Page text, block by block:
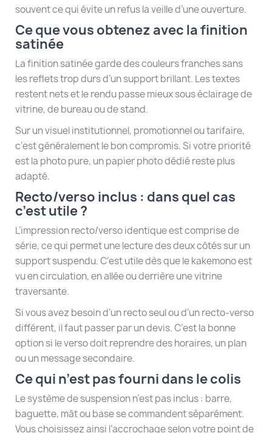
souvent ce qui évite un refus la veille d’une ouverture.
Ce que vous obtenez avec la finition
satinée
La finition satinée garde des couleurs franches sans
les reflets trop durs d’un support brillant. Les textes
restent nets et le rendu passe mieux sous éclairage de
vitrine, de bureau ou de stand.
Sur un visuel institutionnel, promotionnel ou tarifaire,
c’est généralement le bon compromis. Si votre priorité
est la photo pure, un papier photo dédié reste plus
adapté.
Recto/verso inclus : dans quel cas
c’est utile ?
L’impression recto/verso identique est comprise de
série, ce qui permet une lecture des deux côtés sur un
support suspendu. C’est utile dès que le kakemono est
vu en circulation, en allée ou derrière une vitrine
traversante.
Si vous avez besoin d’un recto seul ou d’un recto-verso
différent, il faut passer par un devis. C’est la bonne
option si le verso doit reprendre des horaires, un plan
ou un message secondaire.
Ce qui n’est pas fourni dans le colis
Le système de suspension n’est pas inclus : barre,
baguette, mât ou base se commandent séparément.
Vous choisissez ainsi l’accrochage selon votre point de